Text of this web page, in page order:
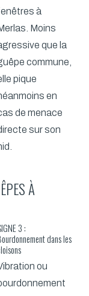
à
Moins
que la
commune,
pique
en
de menace
sur son
À
3 :
dans les
ou